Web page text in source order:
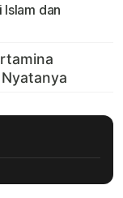
dan